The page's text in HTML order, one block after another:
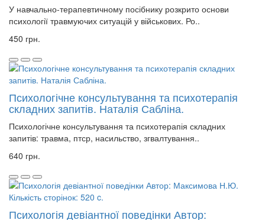
У навчально-терапевтичному посібнику розкрито основи
психології травмуючих ситуацій у військових. Ро..
450 грн.
Психологічне консультування та психотерапія
складних запитів. Наталія Сабліна.
Психологічне консультування та психотерапія складних
запитів: травма, птср, насильство, згвалтування..
640 грн.
Психологія девіантної поведінки Автор: